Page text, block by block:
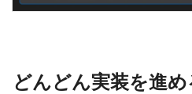
どんどん実装を進め